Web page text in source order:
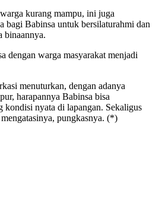
kurang mampu, ini juga
bagi Babinsa untuk bersilaturahmi dan
binaannya.
dengan warga masyarakat menjadi
menuturkan, dengan adanya
harapannya Babinsa bisa
kondisi nyata di lapangan. Sekaligus
pungkasnya. (*)